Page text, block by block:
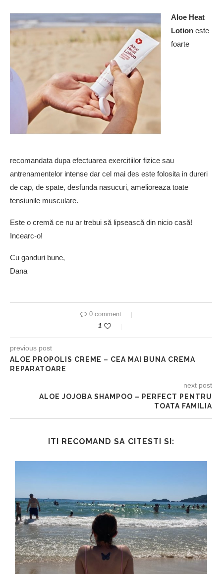
Aloe Heat
Lotion este
foarte
recomandata dupa efectuarea exercitiilor fizice sau
antrenamentelor intense dar cel mai des este folosita in dureri
de cap, de spate, desfunda nasucuri, amelioreaza toate
tensiunile musculare.
Este o cremă ce nu ar trebui să lipsească din nicio casă!
Incearc-o!
Cu ganduri bune,
Dana
0 comment
1
previous post
ALOE PROPOLIS CREME – CEA MAI BUNA CREMA
REPARATOARE
next post
ALOE JOJOBA SHAMPOO – PERFECT PENTRU
TOATA FAMILIA
ITI RECOMAND SA CITESTI SI: